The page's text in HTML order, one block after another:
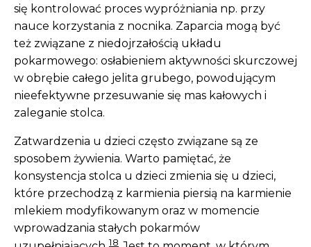
się kontrolować proces wypróżniania np. przy
nauce korzystania z nocnika. Zaparcia mogą być
też związane z niedojrzałością układu
pokarmowego: osłabieniem aktywności skurczowej
w obrębie całego jelita grubego, powodującym
nieefektywne przesuwanie się mas kałowych i
zaleganie stolca.
Zatwardzenia u dzieci często związane są ze
sposobem żywienia. Warto pamiętać, że
konsystencja stolca u dzieci zmienia się u dzieci,
które przechodzą z karmienia piersią na karmienie
mlekiem modyfikowanym oraz w momencie
wprowadzania stałych pokarmów
18